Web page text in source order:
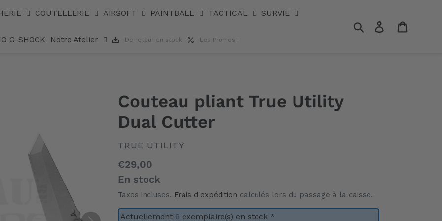
COUTELLERIE AIRSOFT PAINTBALL TACTICAL SURVIE
G-SHOCK Notre Atelier De retour en stock Les Promos !
RechercherSe connecter
Couteau pliant True Utility
Dual Cutter
DISTRIBUTEUR
TRUE UTILITY
Prix
normal
€29,00
En stock
Taxes incluses. Frais d'expédition calculés lors du passage à la caisse.
Actuellement 6 exemplaire(s) en stock *